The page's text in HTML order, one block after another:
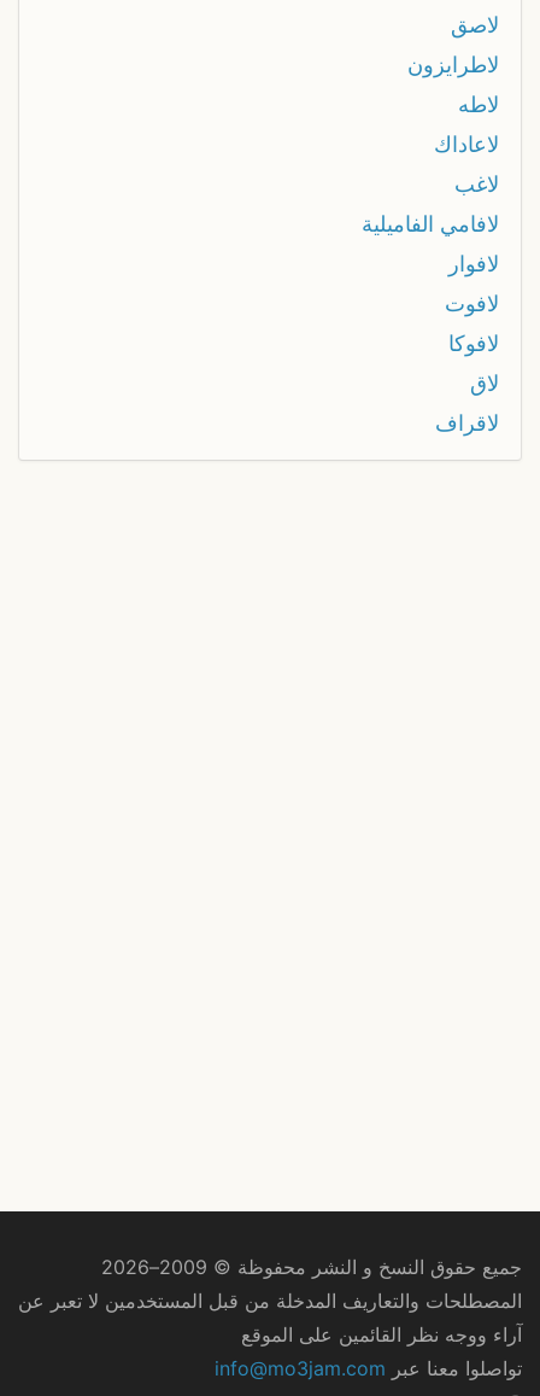
لاصق
لاطرايزون
لاطه
لاعاداك
لاغب
لافامي الفاميلية
لافوار
لافوت
لافوكا
لاق
لاقراف
جميع حقوق النسخ و النشر محفوظة © 2009–2026
المصطلحات والتعاريف المدخلة من قبل المستخدمين لا تعبر عن
آراء ووجه نظر القائمين على الموقع
تواصلوا معنا عبر info@mo3jam.com